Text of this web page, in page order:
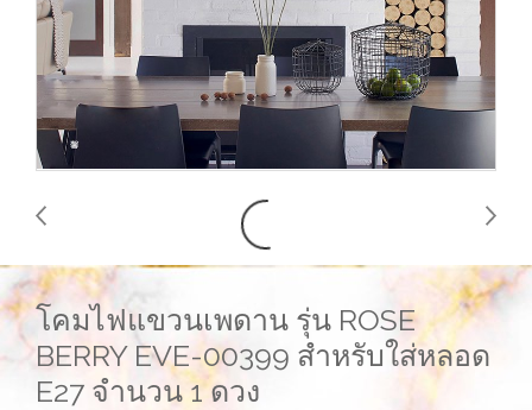
โคมไฟแขวนเพดาน รุ่น ROSE
BERRY EVE-00399 สำหรับใส่หลอด
E27 จำนวน 1 ดวง